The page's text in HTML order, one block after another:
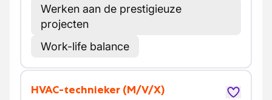
Werken aan de prestigieuze
projecten
Work-life balance
HVAC-technieker (M/V/X)